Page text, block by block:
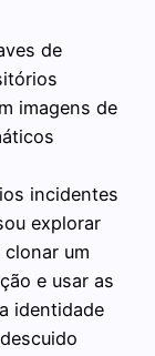
de
imagens de
incidentes
explorar
um
e usar as
identidade